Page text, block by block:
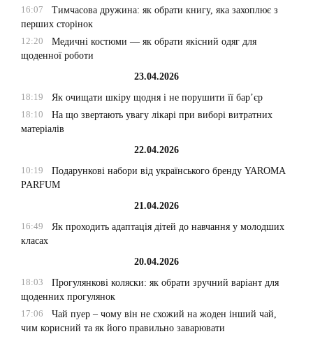
16:07
Тимчасова дружина: як обрати книгу, яка захоплює з
перших сторінок
12:20
Медичні костюми — як обрати якісний одяг для
щоденної роботи
23.04.2026
18:19
Як очищати шкіру щодня і не порушити її бар’єр
18:10
На що звертають увагу лікарі при виборі витратних
матеріалів
22.04.2026
10:19
Подарункові набори від українського бренду YAROMA
PARFUM
21.04.2026
16:49
Як проходить адаптація дітей до навчання у молодших
класах
20.04.2026
18:03
Прогулянкові коляски: як обрати зручний варіант для
щоденних прогулянок
17:06
Чай пуер – чому він не схожий на жоден інший чай,
чим корисний та як його правильно заварювати